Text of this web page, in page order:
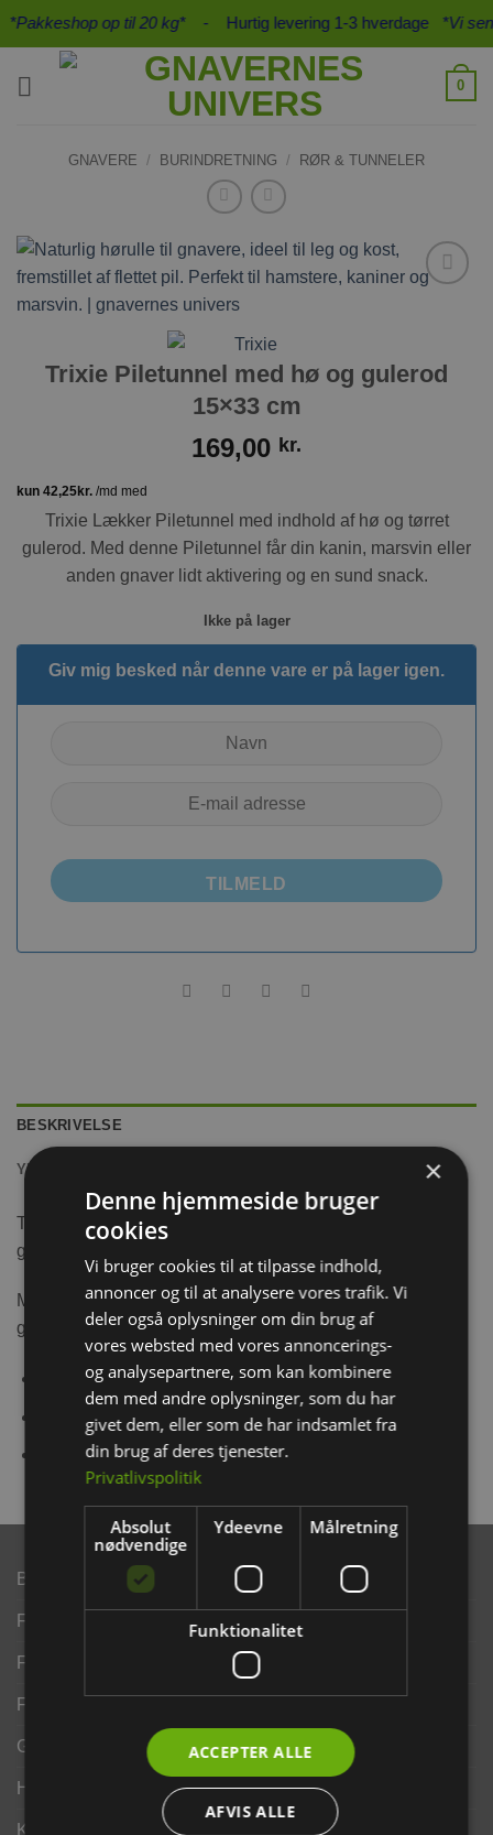
Fortsæt
op til 20 kg*- Hurtig levering 1-3 hverdage *Vi
0
GNAVERE / BURINDRETNING / RØR & TUNNELER
Trixie Piletunnel med hø og gulerod
15×33 cm
169,00 kr.
Trixie Lækker Piletunnel med indhold af hø og tørret
gulerod. Med denne Piletunnel får din kanin, marsvin eller
anden gnaver lidt aktivering og en sund snack.
Ikke på lager
Giv mig besked når denne vare er på lager igen.
TILMELD
BESKRIVELSE
YDERLIGERE INFORMATION
Trixie Lækker Piletunnel med indhold af hø og tørret
gulerod.
Med denne Piletunnel får din kanin, marsvin eller anden
gnaver lidt aktivering og en sund snack.
Fungerer også som gemmested/skjulested
Uden tilsat sukker
Brand
Finansering ANYDAY
Finansering Viabill
Fortrydelse og reklamationsret
Gavekort
Handelsbetingelser
Kontakt os
×
Denne hjemmeside bruger
cookies
Vi bruger cookies til at tilpasse indhold,
annoncer og til at analysere vores trafik. Vi
deler også oplysninger om din brug af
vores websted med vores annoncerings-
og analysepartnere, som kan kombinere
dem med andre oplysninger, som du har
givet dem, eller som de har indsamlet fra
din brug af deres tjenester.
Privatlivspolitik
Absolut
nødvendige
Ydeevne Målretning
Funktionalitet
ACCEPTER ALLE
AFVIS ALLE